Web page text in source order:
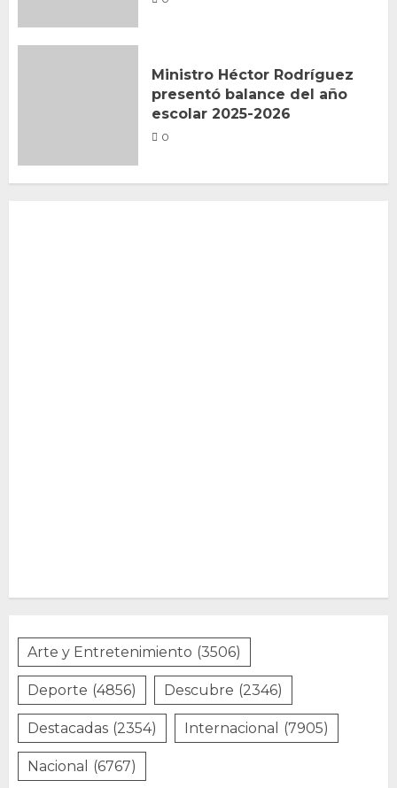
Ministro Héctor Rodríguez
presentó balance del año
escolar 2025-2026
0
Arte y Entretenimiento (3506)
Deporte (4856) Descubre (2346)
Destacadas (2354) Internacional (7905)
Nacional (6767)